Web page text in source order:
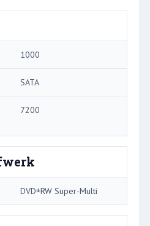
1000
SATA
7200
DVD±RW Super-Multi